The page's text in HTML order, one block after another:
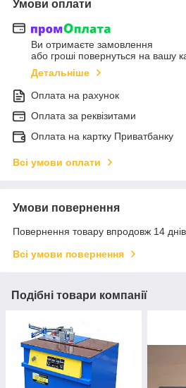
Умови оплати
Ви отримаєте замовлення
або гроші повернуться на вашу
Детальніше
Оплата на рахунок
Оплата за реквізитами
Оплата на картку Приватбанку
Всі умови оплати
Умови повернення
Повернення товару впродовж 14
Всі умови повернення
Подібні товари компанії